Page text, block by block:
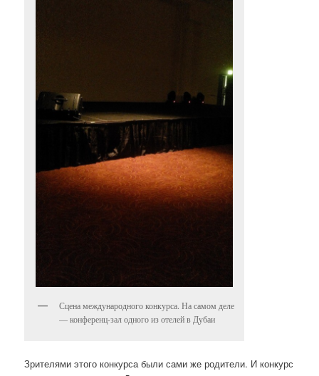
Сцена международного конкурса. На самом деле
— конференц-зал одного из отелей в Дубаи
Зрителями этого конкурса были сами же родители. И конкурс